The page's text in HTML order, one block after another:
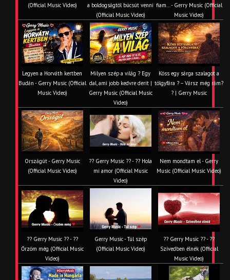
(Official Music Video)
a boldogságtól búcsút venni
(Official Music Video)
fiam... - Gerry Music (Official
Music Video)
Legyen a Horváth kertben
Budán - Gerry Music (Official
Music Video)
Milyen szép a világ ? Egy
dal, ami jobb kedvre derít |
Gerry Music (Official Music
Video)
Köss egy sárga szalagot a
tölgyfára ?️ – Vársz még rám?
? | Gerry Music
Országút - Gerry Music
(Official Music Video)
?? Gerry Music ?? - ?? Hola
mi amor (Official Music
Video)
Nem mondtam el - Gerry
Music (Official Music Video)
?? Gerry Music ?? - ??
Őrzöm még (Official Music
Video)
Gerry Music - Túl szép
(Official Music Video)
?? Gerry Music ?? - ??
Szívedben élnék (Official
Music Video)